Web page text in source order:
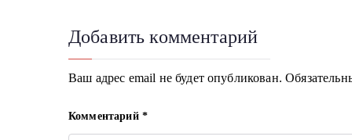
Добавить комментарий
Ваш адрес email не будет опубликован.
Комментарий *